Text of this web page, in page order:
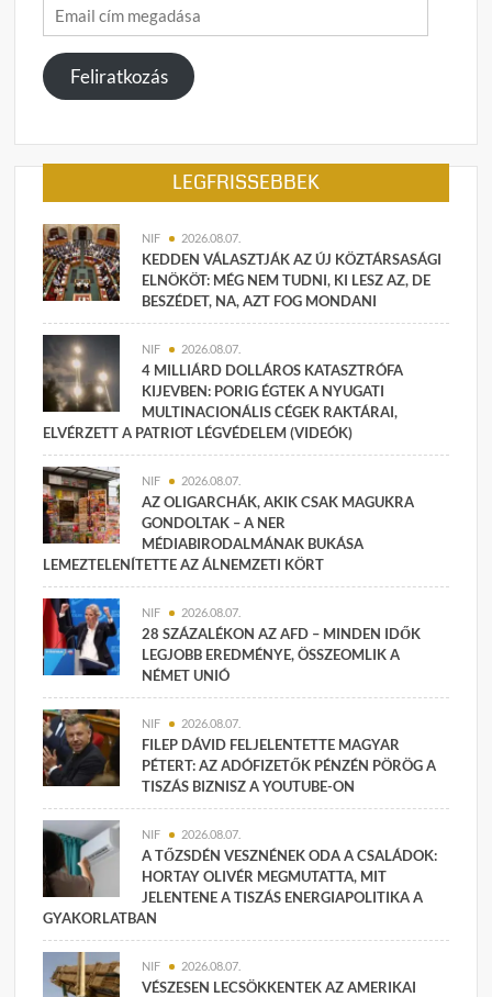
Email
cím
megadása
Feliratkozás
LEGFRISSEBBEK
NIF 2026.08.07.
KEDDEN VÁLASZTJÁK AZ ÚJ KÖZTÁRSASÁGI
ELNÖKÖT: MÉG NEM TUDNI, KI LESZ AZ, DE
BESZÉDET, NA, AZT FOG MONDANI
NIF 2026.08.07.
4 MILLIÁRD DOLLÁROS KATASZTRÓFA
KIJEVBEN: PORIG ÉGTEK A NYUGATI
MULTINACIONÁLIS CÉGEK RAKTÁRAI,
ELVÉRZETT A PATRIOT LÉGVÉDELEM (VIDEÓK)
NIF 2026.08.07.
AZ OLIGARCHÁK, AKIK CSAK MAGUKRA
GONDOLTAK – A NER
MÉDIABIRODALMÁNAK BUKÁSA
LEMEZTELENÍTETTE AZ ÁLNEMZETI KÖRT
NIF 2026.08.07.
28 SZÁZALÉKON AZ AFD – MINDEN IDŐK
LEGJOBB EREDMÉNYE, ÖSSZEOMLIK A
NÉMET UNIÓ
NIF 2026.08.07.
FILEP DÁVID FELJELENTETTE MAGYAR
PÉTERT: AZ ADÓFIZETŐK PÉNZÉN PÖRÖG A
TISZÁS BIZNISZ A YOUTUBE-ON
NIF 2026.08.07.
A TŐZSDÉN VESZNÉNEK ODA A CSALÁDOK:
HORTAY OLIVÉR MEGMUTATTA, MIT
JELENTENE A TISZÁS ENERGIAPOLITIKA A
GYAKORLATBAN
NIF 2026.08.07.
VÉSZESEN LECSÖKKENTEK AZ AMERIKAI